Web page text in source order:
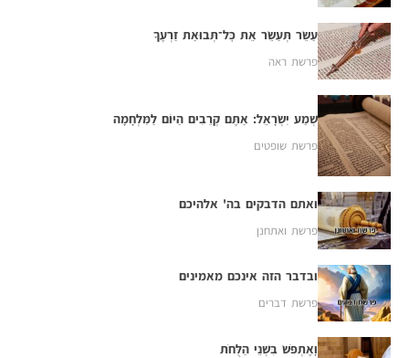
עַשֵּׂר תְּעַשֵּׂר אֵת כׇּל־תְּבוּאַת זַרְעֶךָ
פרשת ראה
שְׁמַע יִשְׂרָאֵל: אַתֶּם קְרֵבִים הַיּוֹם לַמִּלְחָמָה
פרשת שופטים
ואתם הדבקים בה' אלהיכם
פרשת ואתחנן
ובדבר הזה אינכם מאמינים
פרשת דברים
וָאֶתְפֹּשׂ בִּשְׁנֵי הַלֻּחֹת